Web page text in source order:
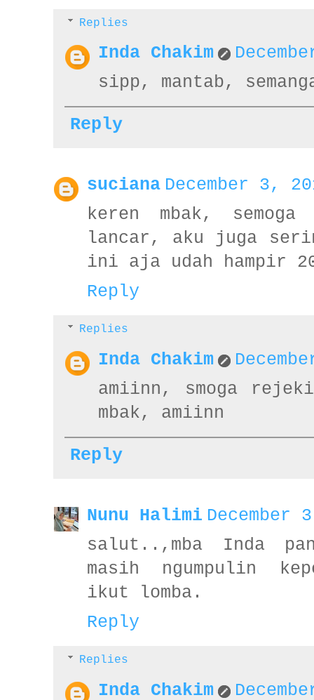
Replies
Inda Chakim
sipp, mantab,
Reply
suciana December 3,
keren mbak,
lancar, aku juga
ini aja udah hampir
Reply
Replies
Inda Chakim
amiinn, smoga
mbak, amiinn
Reply
Nunu Halimi December
salut..,mba Inda
masih ngumpulin
ikut lomba.
Reply
Replies
Inda Chakim